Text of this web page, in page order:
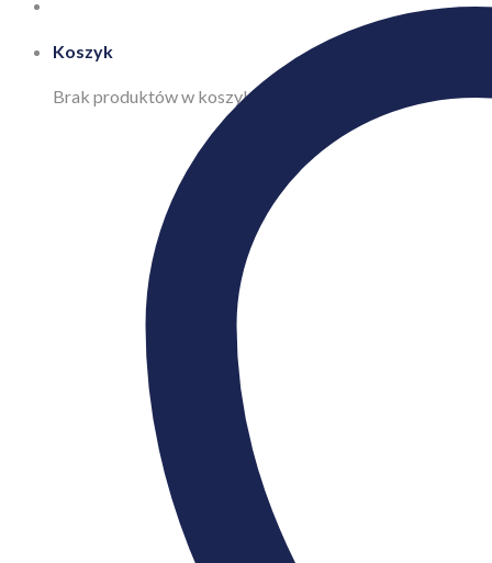
Koszyk
Brak produktów w koszyku.